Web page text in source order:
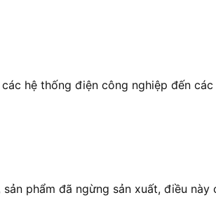
hệ thống điện công nghiệp đến
phẩm đã ngừng sản xuất, điều